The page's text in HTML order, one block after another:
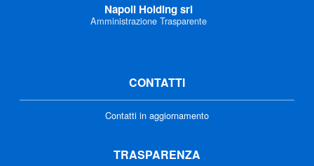
Napoli Holding srl
Amministrazione Trasparente
CONTATTI
Contatti in aggiornamento
TRASPARENZA